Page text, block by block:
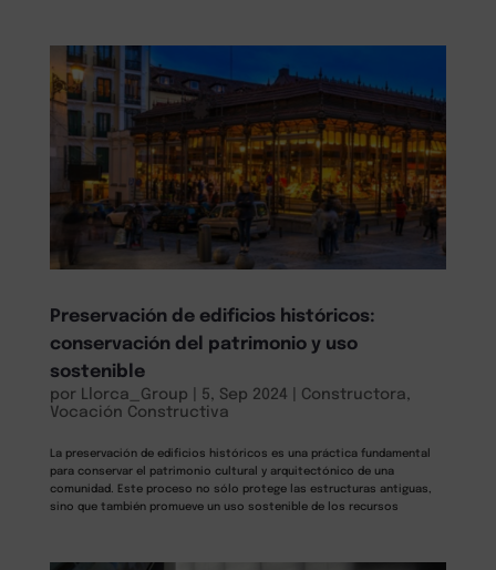
Preservación de edificios históricos:
conservación del patrimonio y uso
sostenible
por Llorca_Group 5, Sep 2024 Constructora,
Vocación Constructiva
La preservación de edificios históricos es una práctica fundamental
para conservar el patrimonio cultural y arquitectónico de una
comunidad. Este proceso no sólo protege las estructuras antiguas,
sino que también promueve un uso sostenible de los recursos